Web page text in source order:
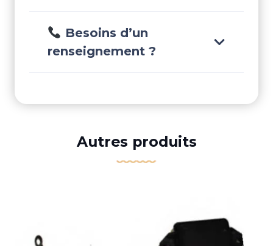
Besoins d’un
renseignement ?
Autres produits